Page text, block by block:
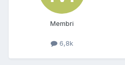
Membri
6,8k